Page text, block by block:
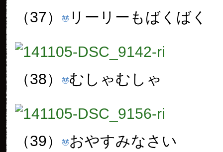
（37） リーリーもばくばく
（38） むしゃむしゃ
（39）
おやすみなさい